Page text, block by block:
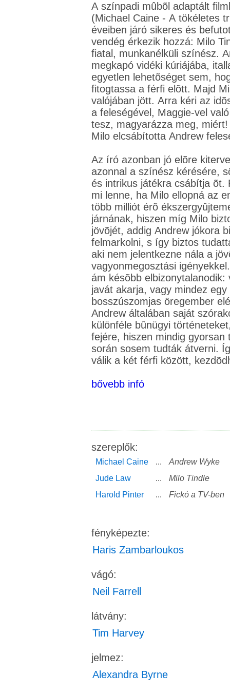
A színpadi mûbõl adaptált
(Michael Caine - A tökéletes
éveiben járó sikeres és
vendég érkezik hozzá: Milo
fiatal, munkanélküli színész.
megkapó vidéki kúriájába,
egyetlen lehetõséget sem,
fitogtassa a férfi elõtt. Majd
valójában jött. Arra kéri az
a feleségével, Maggie-vel
tesz, magyarázza meg,
Milo elcsábította Andrew
Az író azonban jó elõre
azonnal a színész kérésére,
és intrikus játékra csábítja õt.
mi lenne, ha Milo ellopná az
több milliót érõ
járnának, hiszen míg Milo
jövõjét, addig Andrew jókora
felmarkolni, s így biztos
aki nem jelentkezne nála a
vagyonmegosztási
ám késõbb elbizonytalanodik:
javát akarja, vagy mindez
bosszúszomjas öregember
Andrew általában saját
különféle bûnügyi
fejére, hiszen mindig gyorsan
során sosem tudták átverni.
bővebb infó
szereplők:
Michael Caine ...
Andrew Wyke
Jude Law
...
Milo Tindle
Harold Pinter
... Fickó a TV-ben
fényképezte:
Haris Zambarloukos
vágó:
Neil Farrell
látvány:
Tim Harvey
jelmez:
Alexandra Byrne